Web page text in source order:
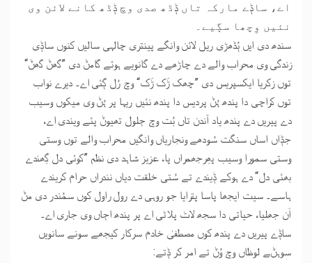
اے، ساݙے مارکہ تاں ݙڈھ صدی وچ ݙڈھ کانے لائن وی
نئیں وِچھا سڳیے۔
سندھ دی ایں ٻُڈھڑی ریل لائن وانگے پینتری چالہی سالیں کنوں ساݙی
زندگی وی محراب والے دے چاڑھے دے گانویے ہوئے گامݨ دی ”گھݨ گھݨ“
توں زکریا ایکسپریس دی ”چھک ڑَک ڑَک“ وچ رُل ڳئی اے۔ دیرے نواب
توں کراچی دا پندھ ہُݨ پردیس دا پندھ نئیں ریہا پر ہُݨ وی میکوں وسیب
دے پیریں دے پندھ یاد آندن تاں بُت وچ ڄلول تھیوݨ پئے ویندی اے،
جݙاں اساں سنگت سُودھے ونجاریاں وانگیں محراب والے توں وستی
وستی سمورا وسیب پھِرجھمراں پا، عزیز شاہد دی نظم ”کوئی دل گِھندے
بھئی دل“ دے ہوکے ݙیندے تے سُتی خلقت دیاں نندراں حرام کریندے
ہاسے۔ سیت ایجھا پاسا پترایا جو روہی دے رول راول کوں سمُندر دی مݨ
اَن جھلیا، حیاتی دا سجھ لاٹ پلاٹی اے پر پندھ اڄاں وی جاری اے۔
ساݙے پیریں دے پندھ کوں مصطفیٰ خادم سرکار کیجھے سونے سانویں
سوہݨے لوظاں وچ وُݨ تے امر کر ݙتے: